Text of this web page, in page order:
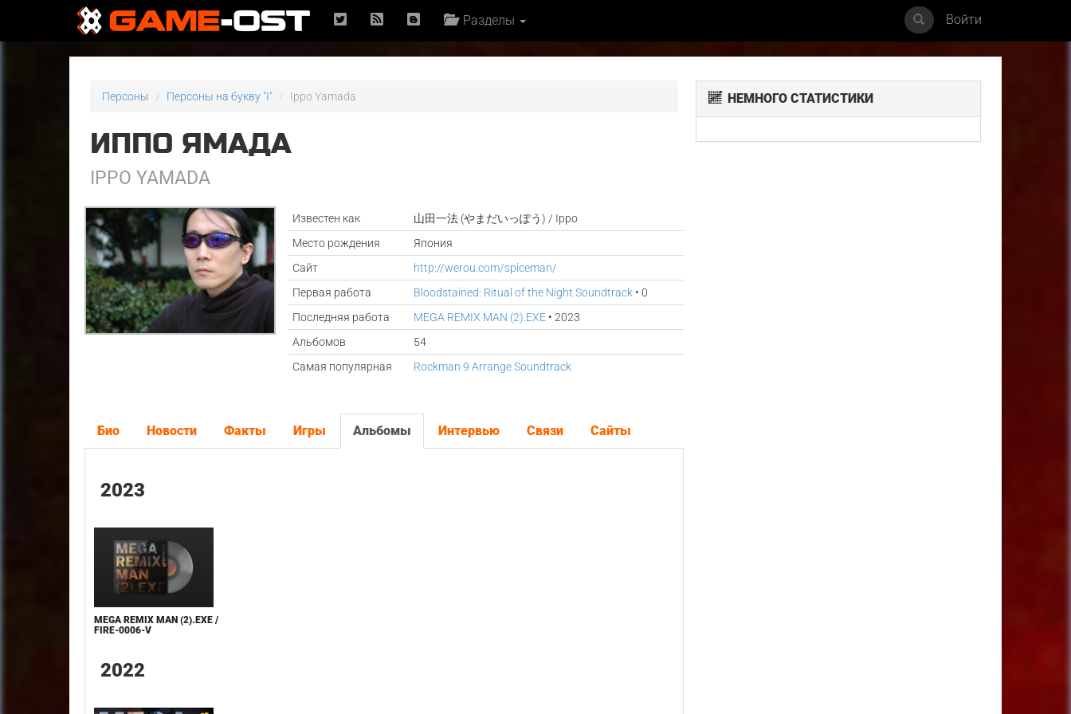
Разделы Войти
Персоны Персоны на букву "I" Ippo Yamada
ИППО ЯМАДА
IPPO YAMADA
Известен как
山田一法 (やまだいっぽう) / Ippo
Место рождения
Япония
Сайт
http://werou.com/spiceman/
Первая работа
Bloodstained: Ritual of the Night Soundtrack• 0
Последняя работа
MEGA REMIX MAN (2).EXE• 2023
Альбомов
54
Самая популярная
Rockman 9 Arrange Soundtrack
Био Новости Факты Игры Альбомы Интервью Связи Сайты
2023
MEGA REMIX MAN (2).EXE /
FIRE-0006-V
2022
НЕМНОГО СТАТИСТИКИ